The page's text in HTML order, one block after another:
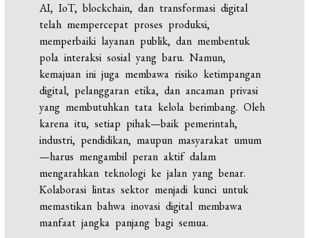
AI, IoT, blockchain, dan transformasi digital
telah mempercepat proses produksi,
memperbaiki layanan publik, dan membentuk
pola interaksi sosial yang baru. Namun,
kemajuan ini juga membawa risiko ketimpangan
digital, pelanggaran etika, dan ancaman privasi
yang membutuhkan tata kelola berimbang. Oleh
karena itu, setiap pihak—baik pemerintah,
industri, pendidikan, maupun masyarakat umum
—harus mengambil peran aktif dalam
mengarahkan teknologi ke jalan yang benar.
Kolaborasi lintas sektor menjadi kunci untuk
memastikan bahwa inovasi digital membawa
manfaat jangka panjang bagi semua.